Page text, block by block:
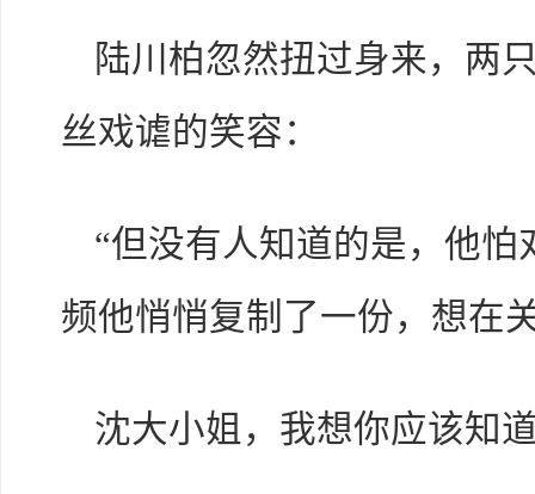
陆川柏忽然扭过身来，两
丝戏谑的笑容：
“但没有人知道的是，他
频他悄悄复制了一份，想在
沈大小姐，我想你应该知